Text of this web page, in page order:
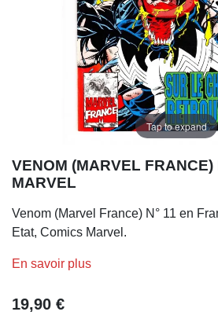
Tap to expand
VENOM (MARVEL FRANCE)
MARVEL
Venom (Marvel France) N° 11 en
Etat, Comics Marvel.
En savoir plus
19,90 €